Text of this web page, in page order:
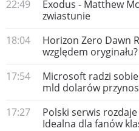
22:49
Exodus - Matthew
zwiastunie
18:04
Horizon Zero Dawn
względem oryginału?
17:54
Microsoft radzi
mld dolarów
17:27
Polski serwis
Idealna dla fanów